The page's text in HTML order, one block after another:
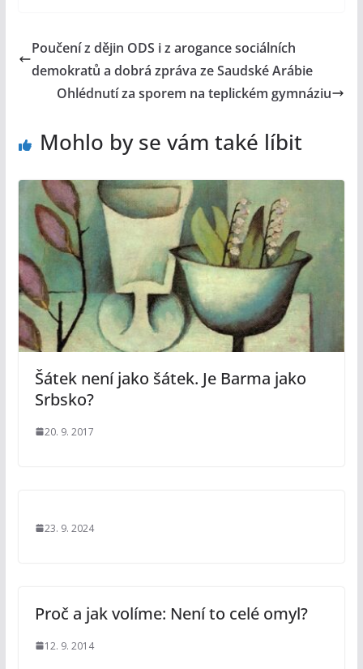
Poučení z dějin ODS i z arogance sociálních
demokratů a dobrá zpráva ze Saudské Arábie
Ohlédnutí za sporem na teplickém gymnáziu
Mohlo by se vám také líbit
Šátek není jako šátek. Je Barma jako
Srbsko?
20. 9. 2017
23. 9. 2024
Proč a jak volíme: Není to celé omyl?
12. 9. 2014